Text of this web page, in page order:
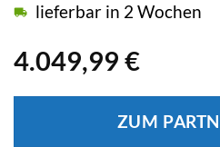
4.049,99 €
lieferbar in 2 Wochen
ZUM